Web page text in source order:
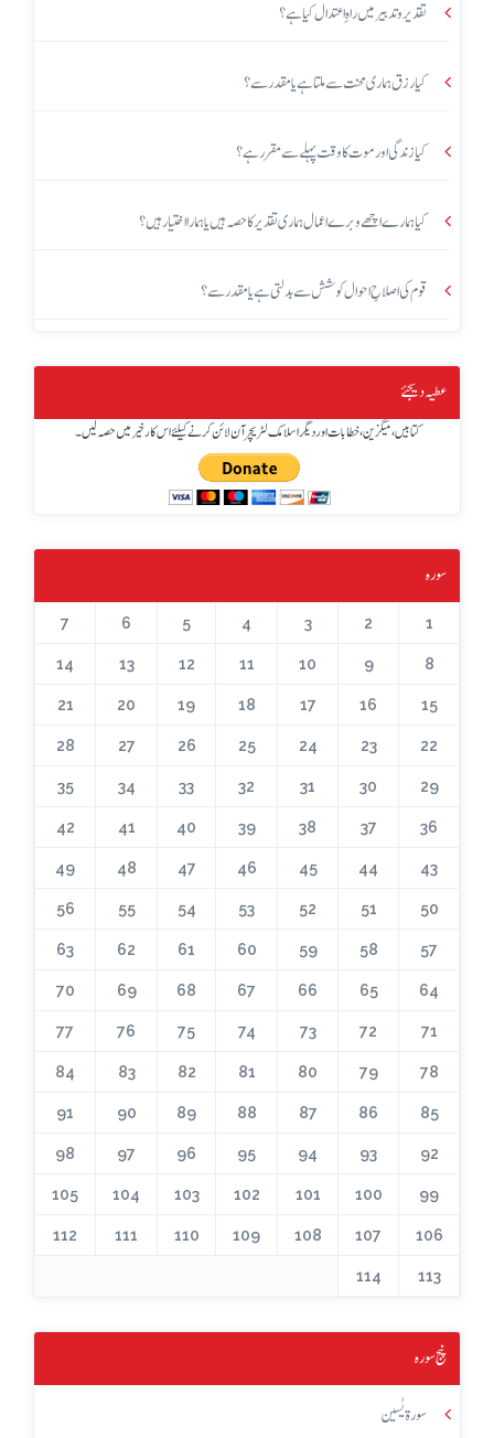
تقدیر و تدبیر میں راہِ اعتدال کیا ہے؟
کیا رزق ہماری محنت سے ملتا ہے یا مقدر سے؟
کیا زندگی اور موت کا وقت پہلے سے مقرر ہے؟
کیا ہمارے اچھے و برے اعمال ہماری تقدیر کا حصہ ہیں یا ہمارا اختیار ہیں؟
قوم کی اصلاحِ احوال کوشش سے بدلتی ہے یا مقدر سے؟
عطیہ دیجئے
کتابیں، میگزین، خطابات اور دیگر اسلامک لٹریچر آن لائن کرنے کیلئے اس کار خیر میں حصہ لیں۔
سورہ
1
2
3
4
5
6
7
8
9
10
11
12
13
14
15
16
17
18
19
20
21
22
23
24
25
26
27
28
29
30
31
32
33
34
35
36
37
38
39
40
41
42
43
44
45
46
47
48
49
50
51
52
53
54
55
56
57
58
59
60
61
62
63
64
65
66
67
68
69
70
71
72
73
74
75
76
77
78
79
80
81
82
83
84
85
86
87
88
89
90
91
92
93
94
95
96
97
98
99
100
101
102
103
104
105
106
107
108
109
110
111
112
113
114
پنج سورہ
سورۃ یٰسین